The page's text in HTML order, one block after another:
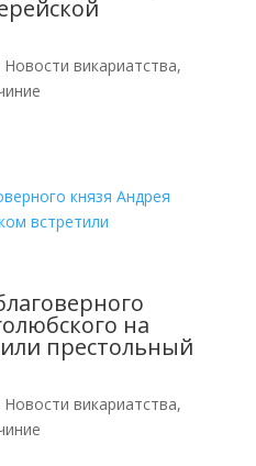
Новости викариатства,
на
престольный
Новости викариатства,